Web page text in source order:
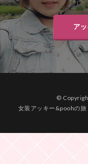
ア
©
女装アッキー&poohの旅